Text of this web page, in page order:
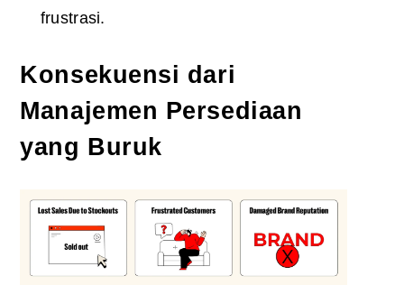
frustrasi.
Konsekuensi dari
Manajemen Persediaan
yang Buruk